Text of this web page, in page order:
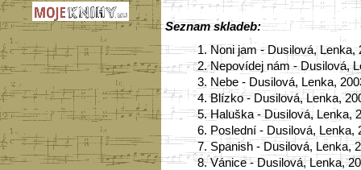
Seznam skladeb:
1. Noni jam - Dusilová,
2. Nepovídej nám - Dusilová,
3. Nebe - Dusilová, Lenka,
4. Blízko - Dusilová, Lenka,
5. Haluška - Dusilová, Lenka,
6. Poslední - Dusilová, Lenka,
7. Spanish - Dusilová, Lenka,
8. Vánice - Dusilová, Lenka,